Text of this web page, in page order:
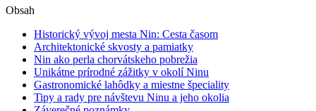
Obsah
Historický vývoj mesta Nin: Cesta časom
Architektonické skvosty a pamiatky
Nin ako perla chorvátskeho pobrežia
Unikátne prírodné zážitky v okolí Ninu
Gastronomické lahôdky a miestne špeciality
Tipy a rady pre návštevu Ninu a jeho okolia